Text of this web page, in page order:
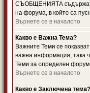
СЪОБЩЕНИЯТА съдържат
на форума, в който са
Върнете се в началото
Какво е Важна Тема?
Важните Теми се
важна информация, така
Теми за определен
Върнете се в началото
Какво е Заключена тема?